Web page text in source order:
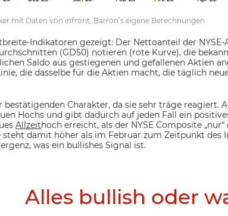
mit Daten von infront, Barron’s eigene Berechnungen
Indikatoren gezeigt: Der Nettoanteil der NYSE-
(GD50) notieren (rote Kurve), die
Saldo aus gestiegenen und gefallenen Aktien
die dasselbe für die Aktien macht, die täglich
bestätigenden Charakter, da sie sehr träge reagiert.
Hochs und gibt dadurch auf jeden Fall ein
Allzeithoch erreicht, als der NYSE Composite „nur“
steht damit höher als im Februar zum Zeitpunkt des
was ein bullishes Signal ist.
Alles bullish oder